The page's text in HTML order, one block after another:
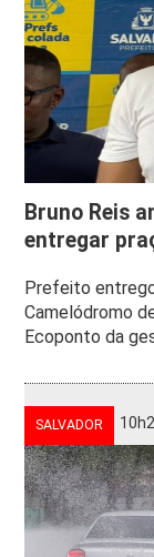
Bruno Reis
entregar
Prefeito
Camelódromo
Ecoponto da
SALVADOR